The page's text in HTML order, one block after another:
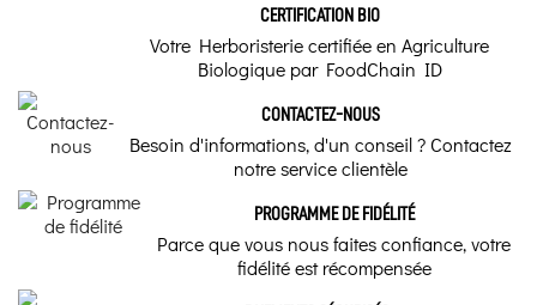
CERTIFICATION BIO
Votre Herboristerie certifiée en Agriculture
Biologique par FoodChain ID
CONTACTEZ-NOUS
Besoin d'informations, d'un conseil ? Contactez
notre service clientèle
PROGRAMME DE FIDÉLITÉ
Parce que vous nous faites confiance, votre
fidélité est récompensée